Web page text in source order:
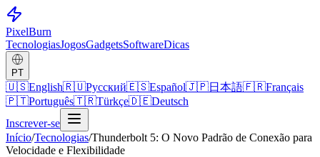
PixelBurn
TecnologiasJogosGadgetsSoftwareDicas
PT
🇺🇸English🇷🇺Русский🇪🇸Español🇯🇵日本語🇫🇷Français
🇵🇹Português🇹🇷Türkçe🇩🇪Deutsch
Inscrever-se
Início/Tecnologias/Thunderbolt 5: O Novo Padrão de Conexão para
Velocidade e Flexibilidade